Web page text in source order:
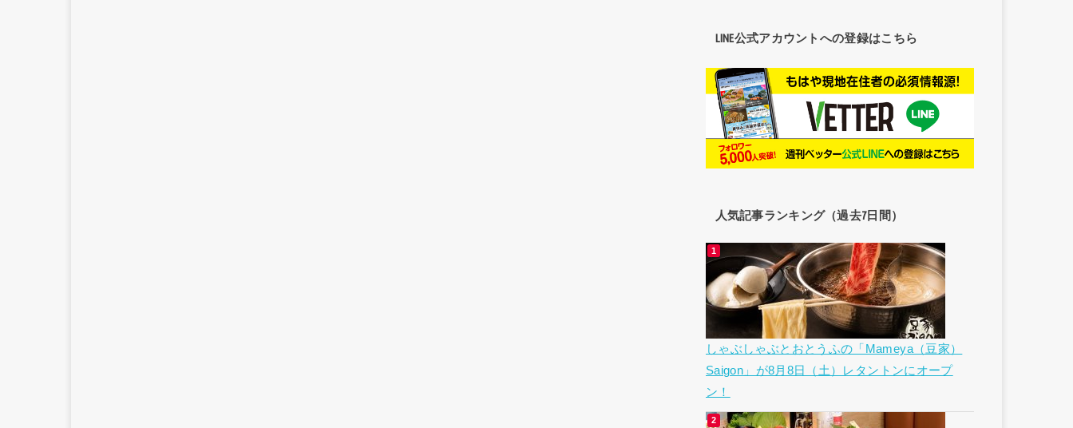
LINE公式アカウントへの登録はこちら
人気記事ランキング（過去7日間）
しゃぶしゃぶとおとうふの「Mameya（豆家）
Saigon」が8月8日（土）レタントンにオープ
ン！